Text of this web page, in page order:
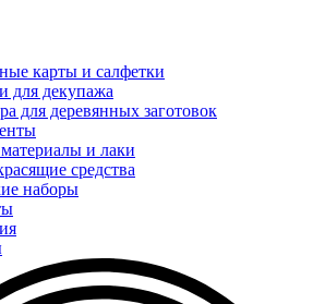
карты и салфетки
для декупажа
для деревянных заготовок
и лаки
средства
наборы